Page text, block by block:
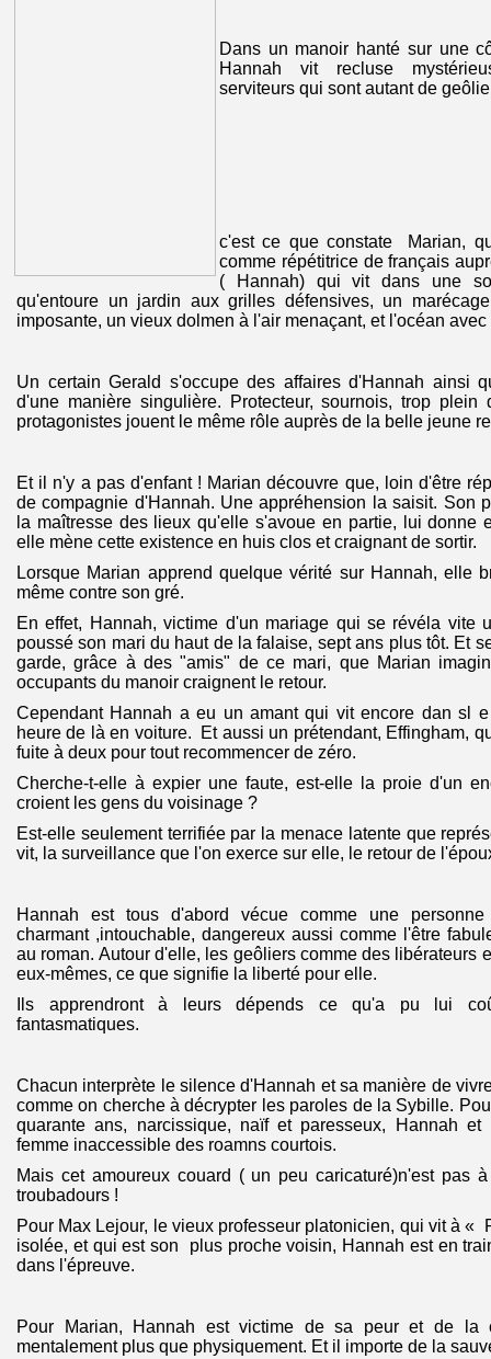
Dans un manoir hanté sur une
Hannah vit recluse
serviteurs qui sont autant de
c'est ce que constate Marian,
comme répétitrice de français
( Hannah) qui vit dans une
qu'entoure un jardin aux grilles défensives, un
imposante, un vieux dolmen à l'air menaçant, et l'océan
Un certain Gerald s'occupe des affaires d'Hannah ainsi
d'une manière singulière. Protecteur, sournois, trop plein
protagonistes jouent le même rôle auprès de la belle jeune
Et il n'y a pas d'enfant ! Marian découvre que, loin d'être
de compagnie d'Hannah. Une appréhension la saisit. Son
la maîtresse des lieux qu'elle s'avoue en partie, lui donne
elle mène cette existence en huis clos et craignant de sortir.
Lorsque Marian apprend quelque vérité sur Hannah, elle
même contre son gré.
En effet, Hannah, victime d'un mariage qui se révéla vite
poussé son mari du haut de la falaise, sept ans plus tôt. Et
garde, grâce à des "amis" de ce mari, que Marian
occupants du manoir craignent le retour.
Cependant Hannah a eu un amant qui vit encore dan sl
heure de là en voiture. Et aussi un prétendant, Effingham,
fuite à deux pour tout recommencer de zéro.
Cherche-t-elle à expier une faute, est-elle la proie d'un
croient les gens du voisinage ?
Est-elle seulement terrifiée par la menace latente que
vit, la surveillance que l'on exerce sur elle, le retour de
Hannah est tous d'abord vécue comme une
charmant ,intouchable, dangereux aussi comme l'être
au roman. Autour d'elle, les geôliers comme des libérateurs
eux-mêmes, ce que signifie la liberté pour elle.
Ils apprendront à leurs dépends ce qu'a pu lui
fantasmatiques.
Chacun interprète le silence d'Hannah et sa manière de
comme on cherche à décrypter les paroles de la Sybille.
quarante ans, narcissique, naïf et paresseux, Hannah et
femme inaccessible des roamns courtois.
Mais cet amoureux couard ( un peu caricaturé)n'est pas
troubadours !
Pour Max Lejour, le vieux professeur platonicien, qui vit à «
isolée, et qui est son plus proche voisin, Hannah est en
dans l'épreuve.
Pour Marian, Hannah est victime de sa peur et de la
mentalement plus que physiquement. Et il importe de la